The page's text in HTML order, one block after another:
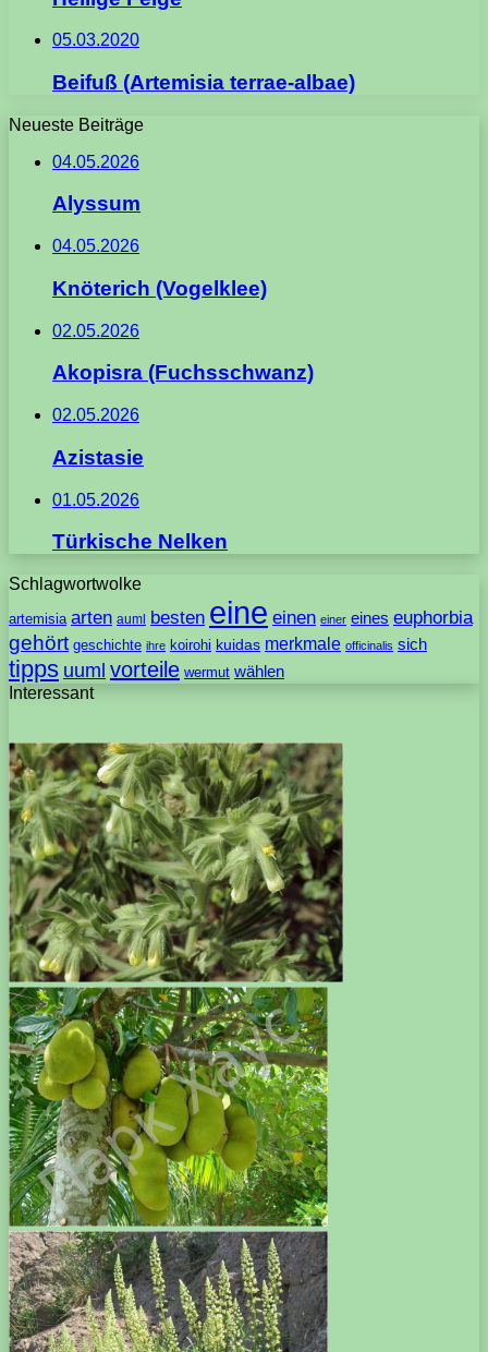
05.03.2020
Beifuß (Artemisia terrae-albae)
Neueste Beiträge
04.05.2026
Alyssum
04.05.2026
Knöterich (Vogelklee)
02.05.2026
Akopisra (Fuchsschwanz)
02.05.2026
Azistasie
01.05.2026
Türkische Nelken
Schlagwortwolke
artemisia arten auml besten eine einen einer eines euphorbia
gehört geschichte ihre koirohi kuidas merkmale officinalis sich
tipps uuml vorteile wermut wählen
Interessant